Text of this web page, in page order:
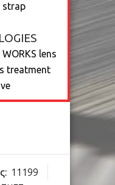
strap
lens
treatment
11199